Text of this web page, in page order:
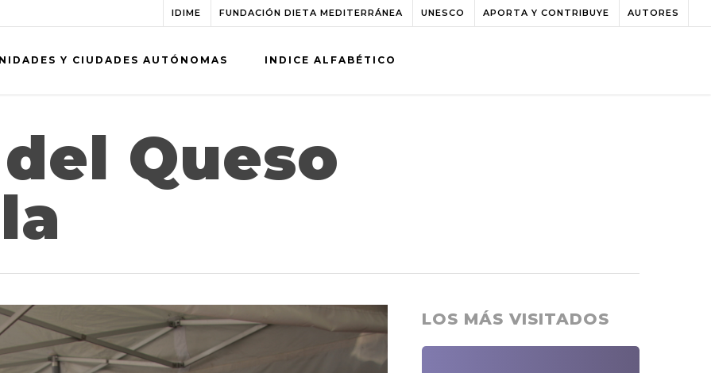
IDIME FUNDACIÓN DIETA MEDITERRÁNEA UNESCO APORTA Y CONTRIBUYE AUTORES
Y CIUDADES AUTÓNOMAS INDICE ALFABÉTICO
Queso
LOS MÁS VISITADOS